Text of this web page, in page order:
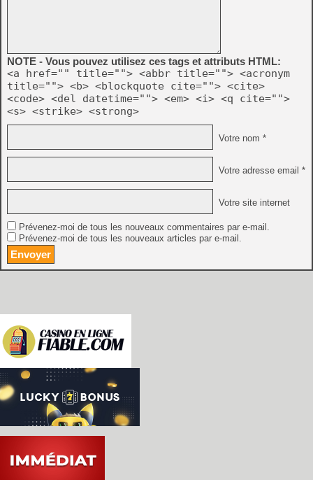
NOTE - Vous pouvez utilisez ces tags et attributs HTML:
<a href="" title=""> <abbr title=""> <acronym
title=""> <b> <blockquote cite=""> <cite>
<code> <del datetime=""> <em> <i> <q cite="">
<s> <strike> <strong>
Votre nom *
Votre adresse email *
Votre site internet
Prévenez-moi de tous les nouveaux commentaires par e-mail.
Prévenez-moi de tous les nouveaux articles par e-mail.